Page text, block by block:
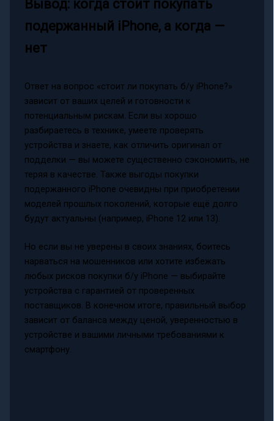
Вывод: когда стоит покупать
подержанный iPhone, а когда —
нет
Ответ на вопрос «стоит ли покупать б/у iPhone?»
зависит от ваших целей и готовности к
потенциальным рискам. Если вы хорошо
разбираетесь в технике, умеете проверять
устройства и знаете, как отличить оригинал от
подделки — вы можете существенно сэкономить, не
теряя в качестве. Также выгоды покупки
подержанного iPhone очевидны при приобретении
моделей прошлых поколений, которые ещё долго
будут актуальны (например, iPhone 12 или 13).
Но если вы не уверены в своих знаниях, боитесь
нарваться на мошенников или хотите избежать
любых рисков покупки б/у iPhone — выбирайте
устройства с гарантией от проверенных
поставщиков. В конечном итоге, правильный выбор
зависит от баланса между ценой, уверенностью в
устройстве и вашими личными требованиями к
смартфону.